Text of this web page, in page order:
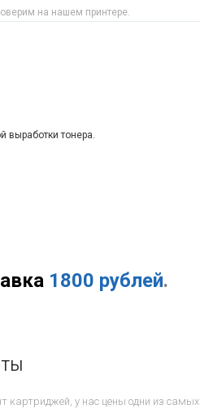
на нашем принтере.
выработки тонера.
1800 рублей.
картриджей, у нас цены одни из самых